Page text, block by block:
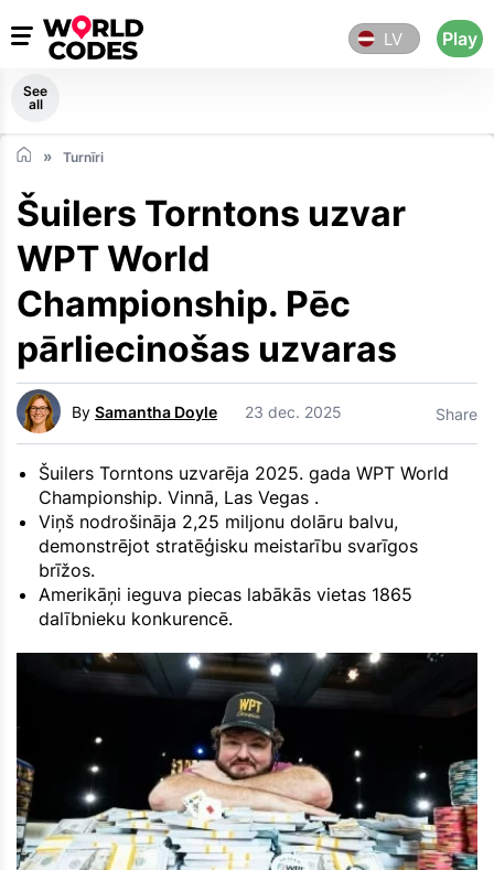
LV Play
See
all
Turnīri
Šuilers Torntons uzvar
WPT World
Championship. Pēc
pārliecinošas uzvaras
By Samantha Doyle 23 dec. 2025 Share
Šuilers Torntons uzvarēja 2025. gada WPT World
Championship. Vinnā, Las Vegas .
Viņš nodrošināja 2,25 miljonu dolāru balvu,
demonstrējot stratēģisku meistarību svarīgos
brīžos.
Amerikāņi ieguva piecas labākās vietas 1865
dalībnieku konkurencē.